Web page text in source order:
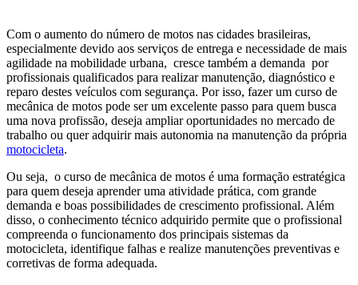
Com o aumento do número de motos nas cidades brasileiras,
especialmente devido aos serviços de entrega e necessidade de mais
agilidade na mobilidade urbana, cresce também a demanda por
profissionais qualificados para realizar manutenção, diagnóstico e
reparo destes veículos com segurança. Por isso, fazer um curso de
mecânica de motos pode ser um excelente passo para quem busca
uma nova profissão, deseja ampliar oportunidades no mercado de
trabalho ou quer adquirir mais autonomia na manutenção da própria
motocicleta.
Ou seja, o curso de mecânica de motos é uma formação estratégica
para quem deseja aprender uma atividade prática, com grande
demanda e boas possibilidades de crescimento profissional. Além
disso, o conhecimento técnico adquirido permite que o profissional
compreenda o funcionamento dos principais sistemas da
motocicleta, identifique falhas e realize manutenções preventivas e
corretivas de forma adequada.